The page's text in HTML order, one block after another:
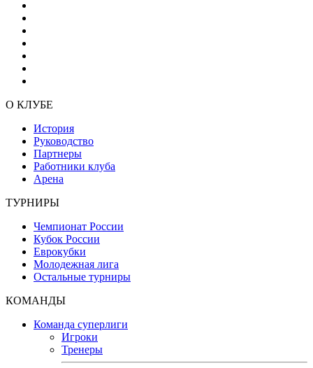
О КЛУБЕ
История
Руководство
Партнеры
Работники клуба
Арена
ТУРНИРЫ
Чемпионат России
Кубок России
Еврокубки
Молодежная лига
Остальные турниры
КОМАНДЫ
Команда суперлиги
Игроки
Тренеры